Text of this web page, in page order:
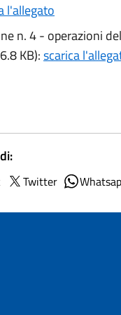
l'allegato
n. 4 - operazioni
KB):scarica
Twitter